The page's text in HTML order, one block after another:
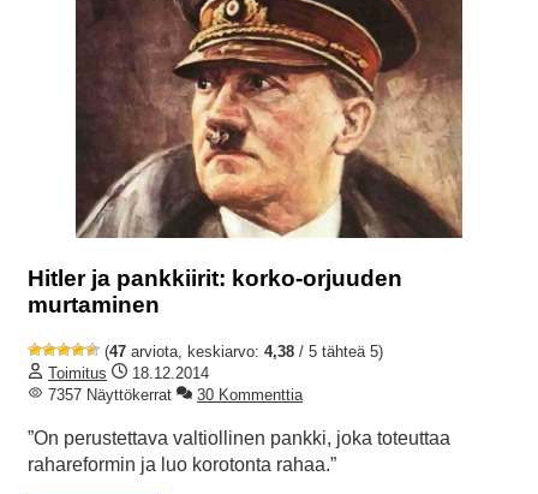
Hitler ja pankkiirit: korko-orjuuden
murtaminen
(47 arviota, keskiarvo: 4,38 / 5 tähteä 5)
Toimitus
18.12.2014
7357 Näyttökerrat
30 Kommenttia
”On perustettava valtiollinen pankki, joka toteuttaa
rahareformin ja luo korotonta rahaa.”